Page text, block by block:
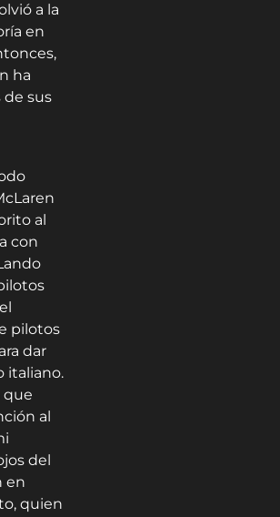
a la
en
ha
de sus
al
con
pilotos
dar
italiano.
que
al
del
en
quien